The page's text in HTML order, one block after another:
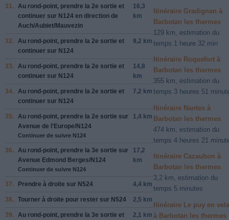
31. Au rond-point, prendre la 2e sortie et
continuer sur N124 en direction de
Auch/Aubiet/Mauvezin
16,3
km
32. Au rond-point, prendre la 2e sortie et
continuer sur N124
9,2 km
33. Au rond-point, prendre la 2e sortie et
continuer sur N124
14,8
km
34. Au rond-point, prendre la 2e sortie et
continuer sur N124
7,2 km
35. Au rond-point, prendre la 2e sortie sur
Avenue de l'Europe/N124
Continuer de suivre N124
1,4 km
36. Au rond-point, prendre la 3e sortie sur
Avenue Edmond Berges/N124
Continuer de suivre N124
17,2
km
37. Prendre à droite sur N524 4,4 km
38. Tourner à droite pour rester sur N524 2,5 km
39. Au rond-point, prendre la 3e sortie et
2,1 km
Itinéraire Gradignan à
Barbotan les thermes
129 km, estimation du
temps 1 heure 32 min
Itinéraire Roquefort à
Barbotan les thermes
355 km, estimation du
temps 3 heures 51
Itinéraire Nantes à
Barbotan les thermes
474 km, estimation du
temps 4 heures 21
Itinéraire Cazaubon à
Barbotan les thermes
3,2 km, estimation du
temps 5 minutes
Itinéraire Le puy en
à Barbotan les thermes